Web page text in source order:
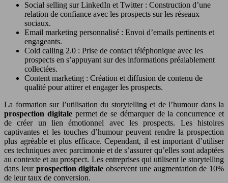
Social selling sur LinkedIn et Twitter : Construction d’une
relation de confiance avec les prospects sur les réseaux
sociaux.
Email marketing personnalisé : Envoi d’emails pertinents et
engageants.
Cold calling 2.0 : Prise de contact téléphonique avec les
prospects en s’appuyant sur des informations préalablement
collectées.
Content marketing : Création et diffusion de contenu de
qualité pour attirer et engager les prospects.
La formation sur l’utilisation du storytelling et de l’humour dans la
prospection digitale permet de se démarquer de la concurrence et
de créer un lien émotionnel avec les prospects. Les histoires
captivantes et les touches d’humour peuvent rendre la prospection
plus agréable et plus efficace. Cependant, il est important d’utiliser
ces techniques avec parcimonie et de s’assurer qu’elles sont adaptées
au contexte et au prospect. Les entreprises qui utilisent le storytelling
dans leur prospection digitale observent une augmentation de 10%
de leur taux de conversion.